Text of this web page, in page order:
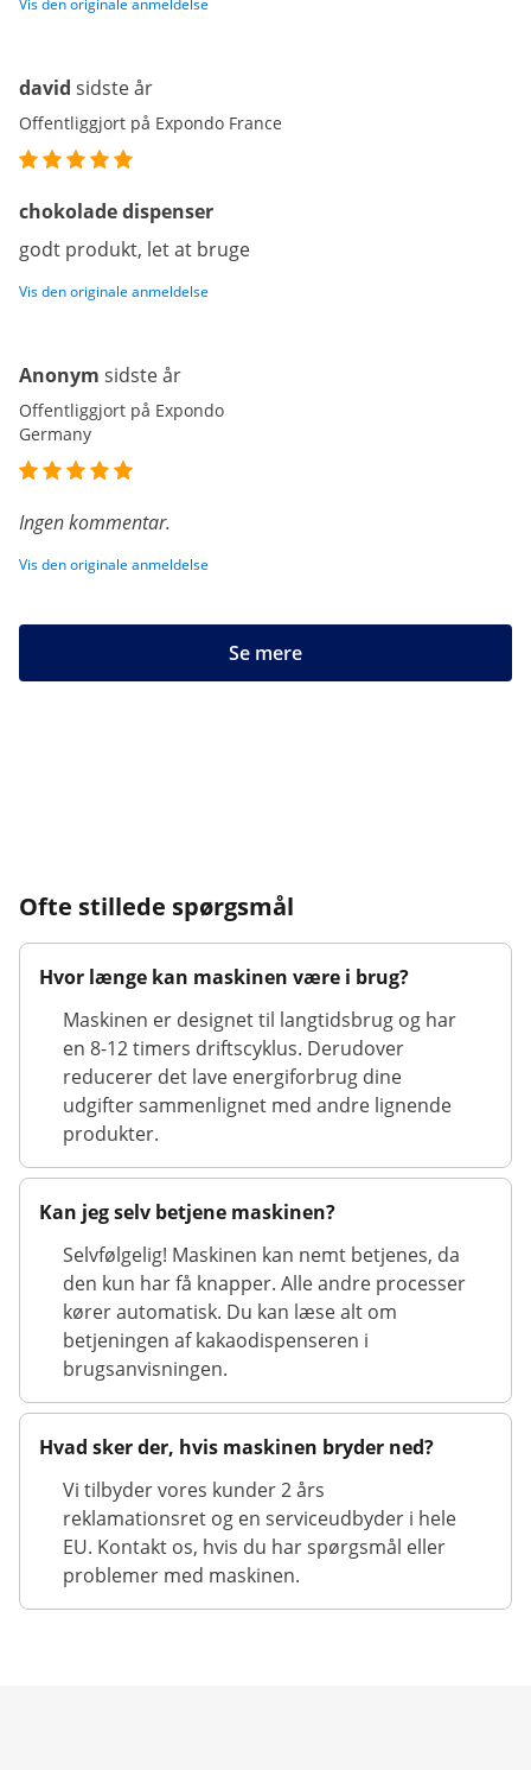
Vis den originale anmeldelse
david sidste år
Offentliggjort på Expondo France
chokolade dispenser
godt produkt, let at bruge
Vis den originale anmeldelse
Anonym sidste år
Offentliggjort på Expondo
Germany
Ingen kommentar.
Vis den originale anmeldelse
Se mere
Ofte stillede spørgsmål
Hvor længe kan maskinen være i brug?
Maskinen er designet til langtidsbrug og har
en 8-12 timers driftscyklus. Derudover
reducerer det lave energiforbrug dine
udgifter sammenlignet med andre lignende
produkter.
Kan jeg selv betjene maskinen?
Selvfølgelig! Maskinen kan nemt betjenes, da
den kun har få knapper. Alle andre processer
kører automatisk. Du kan læse alt om
betjeningen af kakaodispenseren i
brugsanvisningen.
Hvad sker der, hvis maskinen bryder ned?
Vi tilbyder vores kunder 2 års
reklamationsret og en serviceudbyder i hele
EU. Kontakt os, hvis du har spørgsmål eller
problemer med maskinen.